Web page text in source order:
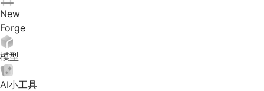
New
Forge
模型
AI小工具